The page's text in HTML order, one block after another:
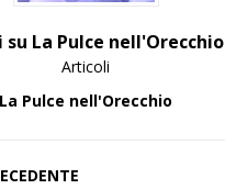
La Pulce nell'Orecchio
Articoli
La Pulce nell'Orecchio